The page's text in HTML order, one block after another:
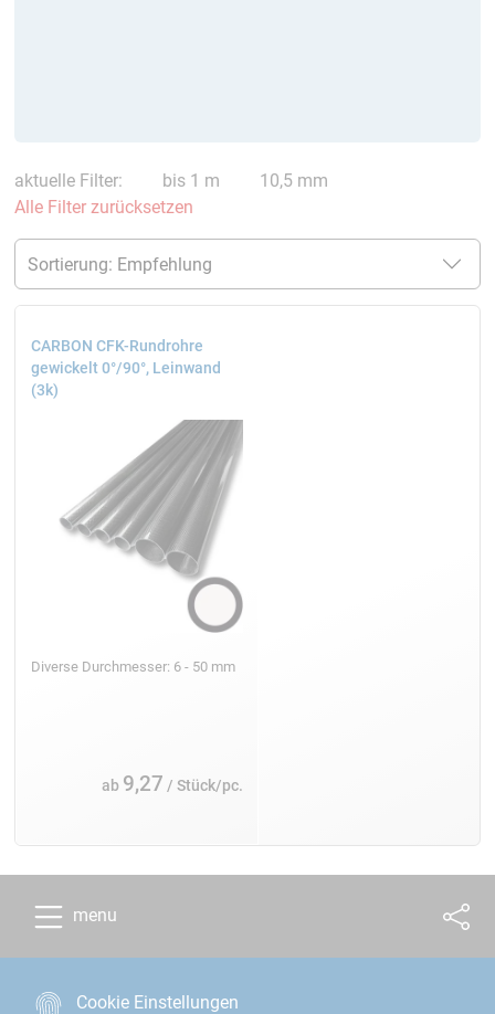
aktuelle Filter: bis 1 m
10,5 mm
Alle Filter zurücksetzen
CARBON CFK-Rundrohre
gewickelt 0°/90°, Leinwand
(3k)
Diverse Durchmesser: 6 - 50 mm
ab 9,27 / Stück/pc.
menu
Cookie Einstellungen